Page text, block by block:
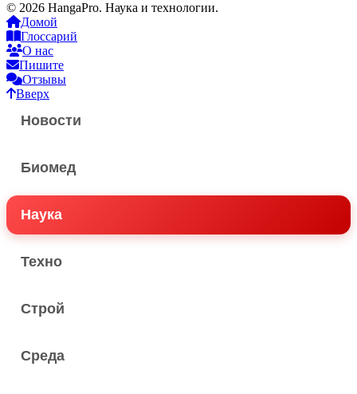
© 2026 HangaPro. Наука и технологии.
Домой
Глоссарий
О нас
Пишите
Отзывы
Вверх
Новости
Биомед
Наука
Техно
Строй
Среда